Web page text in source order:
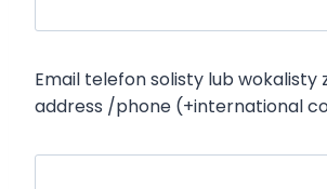
Email telefon solisty lub wokalisty
address /phone (+international